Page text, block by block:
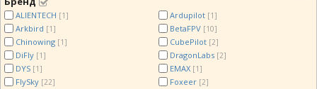
ALIENTECH [1] Ardupilot [1]
Arkbird [1] BetaFPV [10]
Chinowing [1] CubePilot [2]
DiFly [1] DragonLabs [2]
DYS [1] EMAX [1]
FlySky [22] Foxeer [2]